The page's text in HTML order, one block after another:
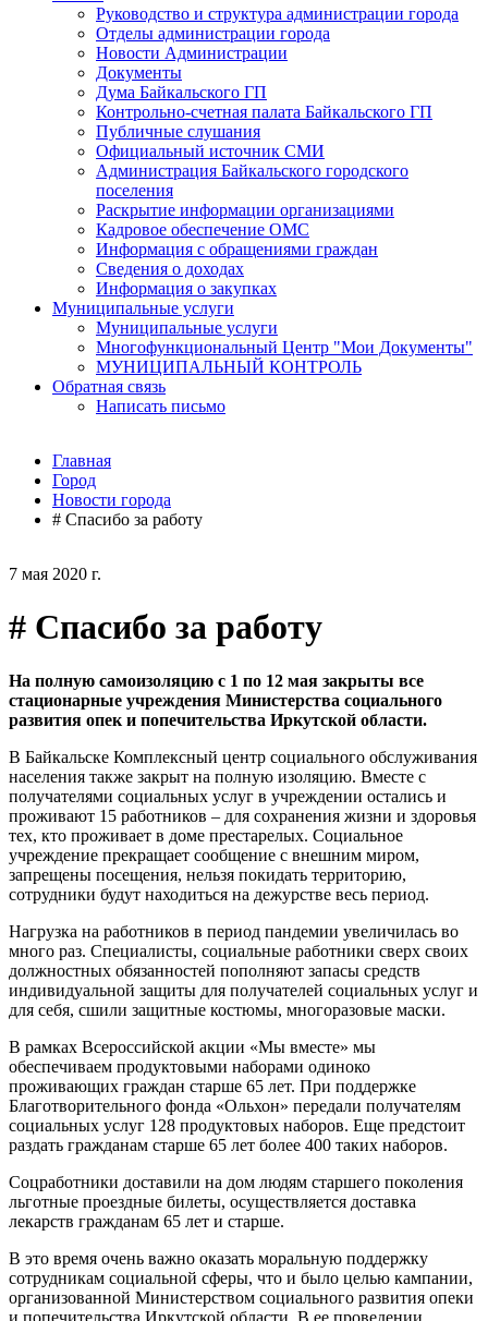
7 мая 2020 г.
# Спасибо за работу
На полную самоизоляцию с 1 по 12 мая закрыты все
стационарные учреждения Министерства социального
развития опек и попечительства Иркутской области.
В Байкальске Комплексный центр социального обслуживания
населения также закрыт на полную изоляцию. Вместе с
получателями социальных услуг в учреждении остались и
проживают 15 работников – для сохранения жизни и здоровья
тех, кто проживает в доме престарелых. Социальное
учреждение прекращает сообщение с внешним миром,
запрещены посещения, нельзя покидать территорию,
сотрудники будут находиться на дежурстве весь период.
Нагрузка на работников в период пандемии увеличилась во
много раз. Специалисты, социальные работники сверх своих
должностных обязанностей пополняют запасы средств
индивидуальной защиты для получателей социальных услуг и
для себя, сшили защитные костюмы, многоразовые маски.
В рамках Всероссийской акции «Мы вместе» мы
обеспечиваем продуктовыми наборами одиноко
проживающих граждан старше 65 лет. При поддержке
Благотворительного фонда «Ольхон» передали получателям
социальных услуг 128 продуктовых наборов. Еще предстоит
раздать гражданам старше 65 лет более 400 таких наборов.
Соцработники доставили на дом людям старшего поколения
льготные проездные билеты, осуществляется доставка
лекарств гражданам 65 лет и старше.
В это время очень важно оказать моральную поддержку
сотрудникам социальной сферы, что и было целью кампании,
организованной Министерством социального развития опеки
и попечительства Иркутской области. В ее проведении
Руководство и структура администрации города
Отделы администрации города
Новости Администрации
Документы
Дума Байкальского ГП
Контрольно-счетная палата Байкальского ГП
Публичные слушания
Официальный источник СМИ
Администрация Байкальского городского
поселения
Раскрытие информации организациями
Кадровое обеспечение ОМС
Информация с обращениями граждан
Сведения о доходах
Информация о закупках
Муниципальные услуги
Муниципальные услуги
Многофункциональный Центр "Мои Документы"
МУНИЦИПАЛЬНЫЙ КОНТРОЛЬ
Обратная связь
Написать письмо
Главная
Город
Новости города
# Спасибо за работу